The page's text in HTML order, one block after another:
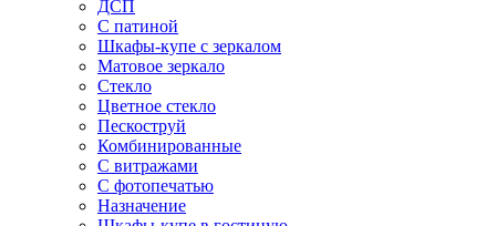
ДСП
С патиной
Шкафы-купе с зеркалом
Матовое зеркало
Стекло
Цветное стекло
Пескоструй
Комбинированные
С витражами
С фотопечатью
Назначение